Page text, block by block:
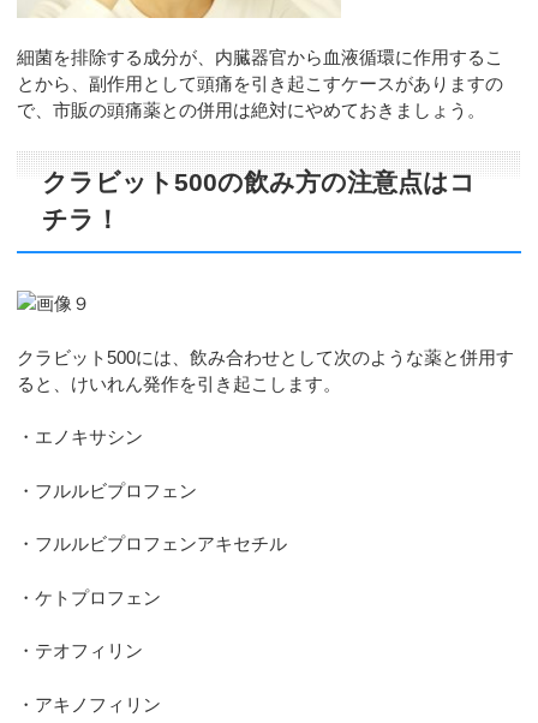
細菌を排除する成分が、内臓器官から血液循環に作用するこ
とから、副作用として頭痛を引き起こすケースがありますの
で、市販の頭痛薬との併用は絶対にやめておきましょう。
クラビット500の飲み方の注意点はコ
チラ！
クラビット500には、飲み合わせとして次のような薬と併用す
ると、けいれん発作を引き起こします。
・エノキサシン
・フルルビプロフェン
・フルルビプロフェンアキセチル
・ケトプロフェン
・テオフィリン
・アキノフィリン